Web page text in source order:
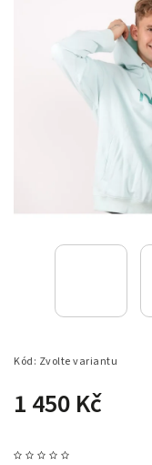
Kód: Zvolte variantu
1 450 Kč